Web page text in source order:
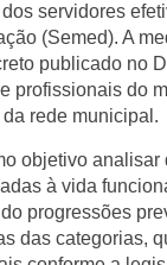
servidores
(Semed). A
publicado no
profissionais do
rede municipal.
objetivo analisar
à vida
progressões
das categorias,